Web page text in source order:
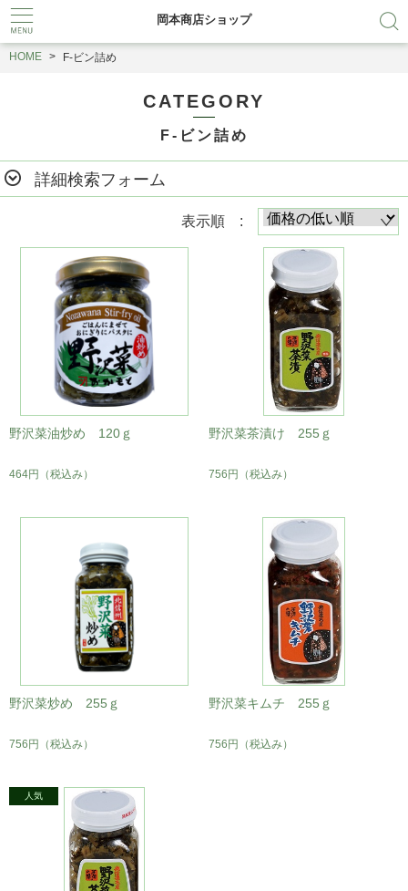
岡本商店ショップ
HOME F-ビン詰め
CATEGORY
F-ビン詰め
詳細検索フォーム
表示順 :
野沢菜油炒め 120ｇ
464円 （税込み）
野沢菜茶漬け 255ｇ
756円 （税込み）
野沢菜炒め 255ｇ
756円 （税込み）
野沢菜キムチ 255ｇ
756円 （税込み）